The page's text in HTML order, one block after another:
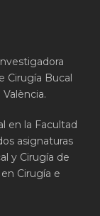
Cirugía Bucal
en la Facultad
asignaturas
y Cirugía de
Cirugía e